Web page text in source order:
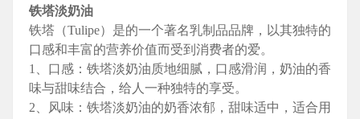
铁塔淡奶油
铁塔（Tulipe）是的一个著名乳制品品牌，以其独特的
口感和丰富的营养价值而受到消费者的爱。
1、口感：铁塔淡奶油质地细腻，口感滑润，奶油的香
味与甜味结合，给人一种独特的享受。
2、风味：铁塔淡奶油的奶香浓郁，甜味适中，适合用